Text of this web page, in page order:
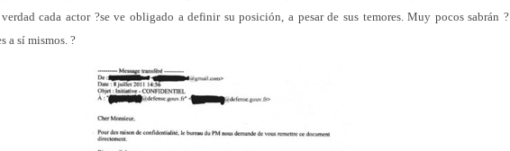
cada actor ?se ve obligado a definir su posición, a pesar de sus temores. Muy pocos sabrán ?
a sí mismos. ?